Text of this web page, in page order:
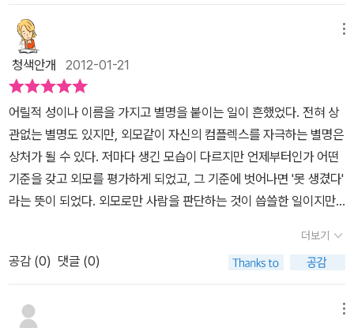
활을 하듯 저희 아이도 기죽지 않고 항상 웃는 얼굴로 다닙니다. 그래
서일까요? 그리 예쁘지 않은 외모임에도 선생님들께나 어른들께 귀
여움을 받는건 항상 웃으며 밝게 생활하기 때문이 아닐까요? 수니나
저희 둘째를 보면서 아직도 외모에 대한 컴플렉스를 가지고 있는 저
를 반성하게 됩니다. 우리의 진짜 모습은 외모가 아니라 마음에서 나
오는건 아닐까요? 장난도 칠 거야.못되게 구는 남자애들은 때려 줄
거야.노래 못한다고 기죽지 않을거야.키 작아도 못생겼어도,나는 나
니까! - 본문 100쪽우리의 외모가 큰 문제가 되는 것은 아닌 것 같습
니다. 수니가 자신감을 가지고 자신의 일상으로 돌아가는 모습을 보
겠지만 말이죠.수니라는 이름은 빼어날 수, 진흙 니를 써서 아버지가
붙여준 이름이죠.하지만 학교에서 수니는 못난이 중에서도 가장 최고
의 못난이에요.실눈, 돼지코, 튀어나온 앞니, 주근깨까지...또한 성이
왕씨이고 작은 눈때문에 별명이 바로 왕눈이가 되어버렸죠.사실 학교
에서 아이들은 저마다 별명 하나씩 있을 것 같아요.그런 별명이 서로
친하기 때문에 부를 수도 있지만 정말이지 싫어하는 별명을 마치 놀
리듯이 지어서 부르면 안될 것 같아요.무엇보다 겉모습이 아니라 마
음이 더 소중한데 아이들이 그것을 깨달을 수가 있을까요?우리의 주
인공 왕수니는 그야말로 개구쟁이죠.자기를 놀리는 아이들에게도 기
죽지 않고 씩씩한 아이에요.그런데 그런 왕수니에게도 사랑이 찾아오
네요. 전학생 이유석.하지만 자신의 못생긴 얼굴 때문에 실망을 하게
되는데요.그래서 자신의 외모를 바꾸고 싶은 마음을 가지기도 하네
은 너무나 빨리 커버린 것 같아요.아무렇지도 않게 서로 아파트 평수
청색안개 2012-01-21
어릴적 성이나 이름을 가지고 별명을 붙이는 일이 흔했었다. 전혀 상
관없는 별명도 있지만, 외모같이 자신의 컴플렉스를 자극하는 별명은
상처가 될 수 있다. 저마다 생긴 모습이 다르지만 언제부터인가 어떤
기준을 갖고 외모를 평가하게 되었고, 그 기준에 벗어나면 '못 생겼다'
라는 뜻이 되었다. 외모로만 사람을 판단하는 것이 씁쓸한 일이지만
그러니 이제는 외모 뿐만 아니라 마음을 가꾸는 것도 중요한 것이란
것을 알아야 한다. '천하무적 왕눈이'는 외모는 못 생겼지만 당당하고
씩씩한 왕수니가 나온다. '수니'라는 이름은 세련되었지만 다들 촌스
러운 '순이'를 떠올린다. 유치원생보다 작은 키, 돼지코, 튀어나온 앞
더보기
공감 (0) 댓글 (0)